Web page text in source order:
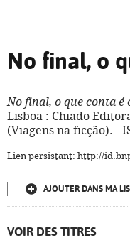
No final, o
No final, o que conta é
Lisboa : Chiado
(Viagens na ficção). -
Lien persistant: http://
AJOUTER DANS MA
VOIR DES TITRES